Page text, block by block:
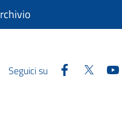
Seguici su Facebook
Twitter